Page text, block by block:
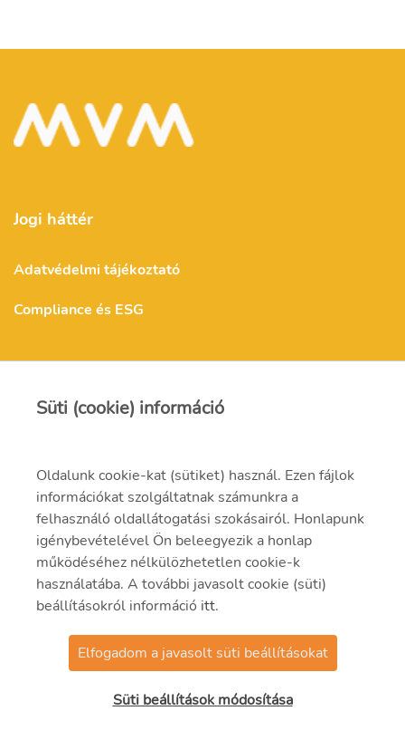
Jogi háttér
Adatvédelmi tájékoztató
Compliance és ESG
H-3271 Visonta, Erőmű utca 11.
+36 (37) 334-000
© 2021 MVM Zrt
Süti (cookie) információ
Oldalunk cookie-kat (sütiket) használ. Ezen fájlok
információkat szolgáltatnak számunkra a
felhasználó oldallátogatási szokásairól. Honlapunk
igénybevételével Ön beleegyezik a honlap
működéséhez nélkülözhetetlen cookie-k
használatába. A további javasolt cookie (süti)
beállításokról információ itt.
Elfogadom a javasolt süti beállításokat
Süti beállítások módosítása